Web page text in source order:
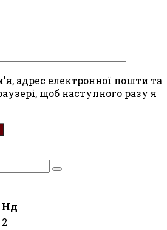
адрес електронної пошти та
щоб наступного разу я
Нд
2